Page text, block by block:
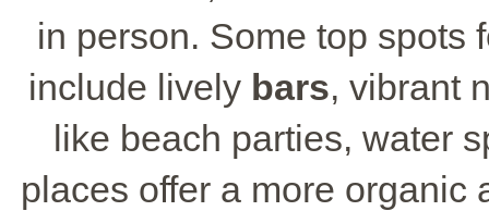
in person. Some top spots
include lively bars, vibrant
like beach parties, water
places offer a more organic